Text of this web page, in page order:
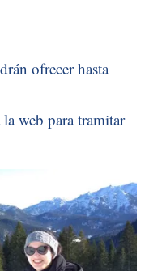
ofrecer hasta
web para tramitar